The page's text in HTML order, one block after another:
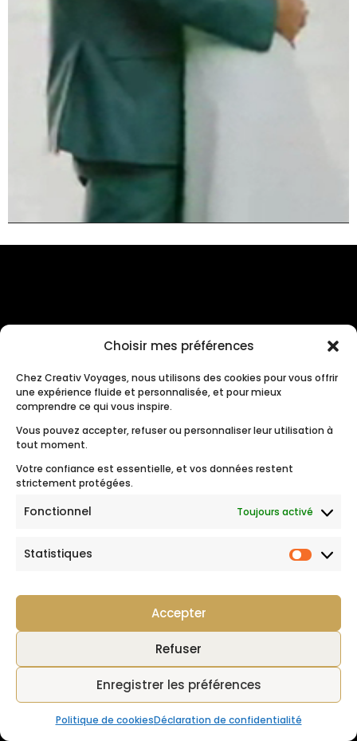
Choisir mes préférences
Chez Creativ Voyages, nous utilisons des cookies pour vous offrir
une expérience fluide et personnalisée, et pour mieux
comprendre ce qui vous inspire.
Vous pouvez accepter, refuser ou personnaliser leur utilisation à
tout moment.
Votre confiance est essentielle, et vos données restent
strictement protégées.
Fonctionnel Toujours activé
Statistiques
Accepter
Refuser
Enregistrer les préférences
Politique de cookiesDéclaration de confidentialité
CREATIV VOYAGES
amoureux à l’étranger depuis 2013
Prendre Rendez-Vous
Appelez-nous :
+33 2 98 19 07 16
contact@creativ-voyages.com